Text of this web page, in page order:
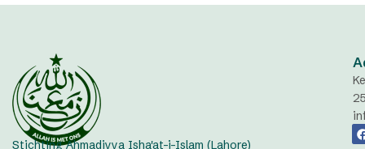
Stichting Ahmadiyya Isha'at-i-Islam (Lahore)